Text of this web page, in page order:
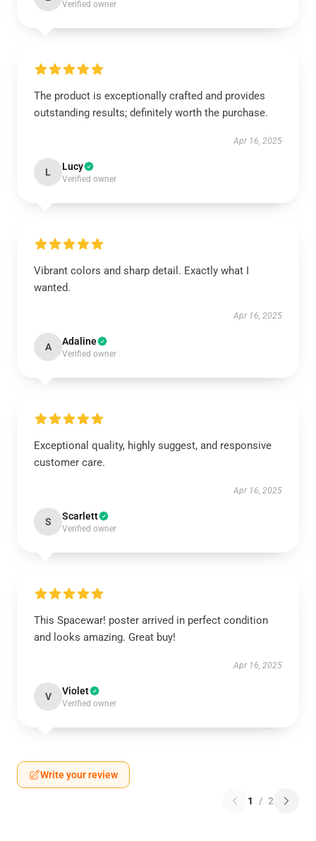
Verified owner
The product is exceptionally crafted and provides
outstanding results; definitely worth the purchase.
Apr 16, 2025
L Lucy
Verified owner
Vibrant colors and sharp detail. Exactly what I
wanted.
Apr 16, 2025
A Adaline
Verified owner
Exceptional quality, highly suggest, and responsive
customer care.
Apr 16, 2025
S Scarlett
Verified owner
This Spacewar! poster arrived in perfect condition
and looks amazing. Great buy!
Apr 16, 2025
V Violet
Verified owner
Write your review
1 / 2